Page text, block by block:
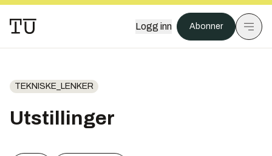
Logg inn Abonner
TEKNISKE_LENKER
Utstillinger